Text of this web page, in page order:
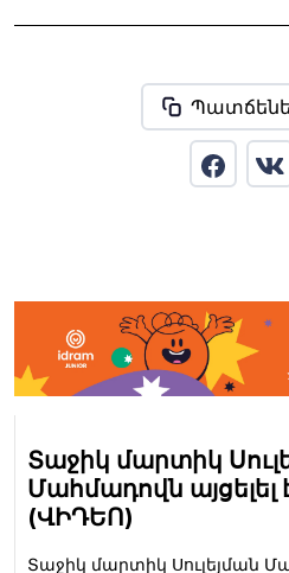
Տաջիկ մարտիկ
Մահմադովն այցելել
(ՎԻԴԵՈ)
Տաջիկ մարտիկ Սուլեյման